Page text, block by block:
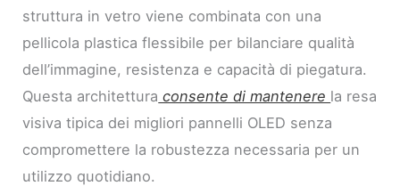
struttura in vetro viene combinata con una
pellicola plastica flessibile per bilanciare qualità
dell’immagine, resistenza e capacità di piegatura.
Questa architettura consente di mantenere la resa
visiva tipica dei migliori pannelli OLED senza
compromettere la robustezza necessaria per un
utilizzo quotidiano.